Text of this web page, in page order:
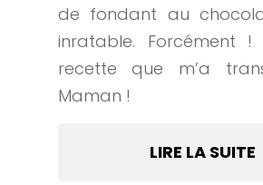
de fondant au
inratable. Forcément !
recette que m’a
Maman !
LIRE LA SUITE